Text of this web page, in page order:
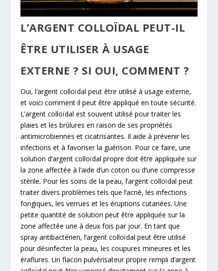
L’ARGENT COLLOÏDAL PEUT-IL
ÊTRE UTILISER À USAGE
EXTERNE ? SI OUI, COMMENT ?
Oui, l’argent colloïdal peut être utilisé à usage externe,
et voici comment il peut être appliqué en toute sécurité.
L’argent colloïdal est souvent utilisé pour traiter les
plaies et les brûlures en raison de ses propriétés
antimicrobiennes et cicatrisantes. Il aide à prévenir les
infections et à favoriser la guérison. Pour ce faire, une
solution d’argent colloïdal propre doit être appliquée sur
la zone affectée à l’aide d’un coton ou d’une compresse
stérile. Pour les soins de la peau, l’argent colloïdal peut
traiter divers problèmes tels que l’acné, les infections
fongiques, les verrues et les éruptions cutanées. Une
petite quantité de solution peut être appliquée sur la
zone affectée une à deux fois par jour. En tant que
spray antibactérien, l’argent colloïdal peut être utilisé
pour désinfecter la peau, les coupures mineures et les
éraflures. Un flacon pulvérisateur propre rempli d’argent